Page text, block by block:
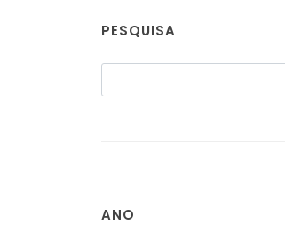
PESQUISA
ANO